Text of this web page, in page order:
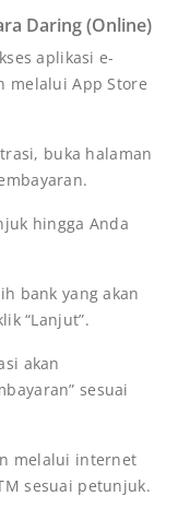
Daring (Online)
aplikasi e-
melalui App Store
buka halaman
hingga Anda
bank yang akan
“Lanjut”.
akan
sesuai
melalui internet
sesuai petunjuk.